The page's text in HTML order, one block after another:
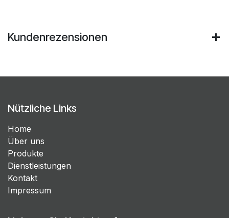
Kundenrezensionen
Nützliche Links
Home
Über uns
Produkte
Dienstleistungen
Kontakt
Impressum